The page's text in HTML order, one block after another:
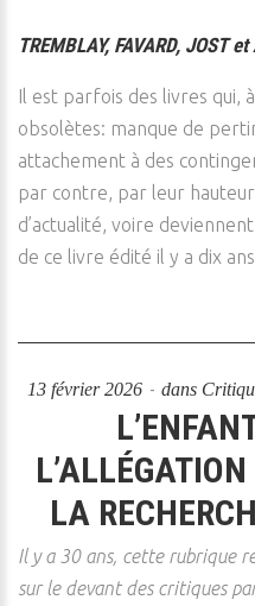
TREMBLAY, FAVARD, JOST
Il est parfois des livres qui,
obsolètes: manque de
attachement à des
par contre, par leur
d’actualité, voire
de ce livre édité il y a dix ans
13 février 2026 dans
LA
Il y a 30 ans, cette rubrique
sur le devant des critiques